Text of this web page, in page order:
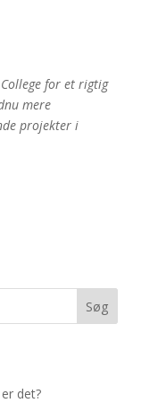
for et rigtig
mere
projekter i
Søg
det?